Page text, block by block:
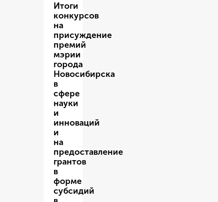
Итоги
конкурсов
на
присуждение
премий
мэрии
города
Новосибирска
в
сфере
науки
и
инноваций
и
на
предоставление
грантов
в
форме
субсидий